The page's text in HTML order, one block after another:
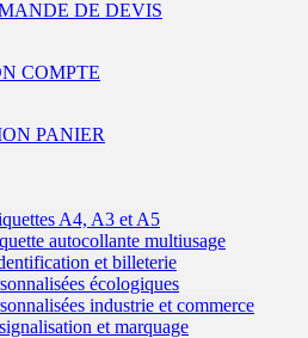
DE DEVIS
COMPTE
PANIER
A4, A3 et A5
autocollante multiusage
et billeterie
écologiques
industrie et commerce
et marquage